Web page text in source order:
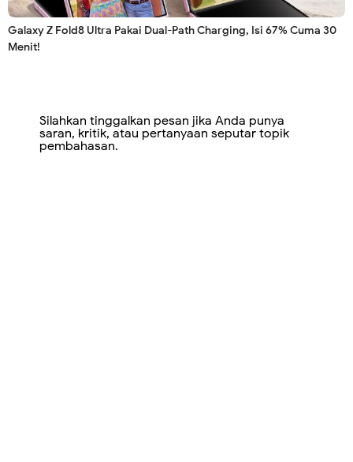
Galaxy Z Fold8 Ultra Pakai Dual-Path Charging, Isi 67% Cuma 30
Menit!
Silahkan tinggalkan pesan jika Anda punya
saran, kritik, atau pertanyaan seputar topik
pembahasan.